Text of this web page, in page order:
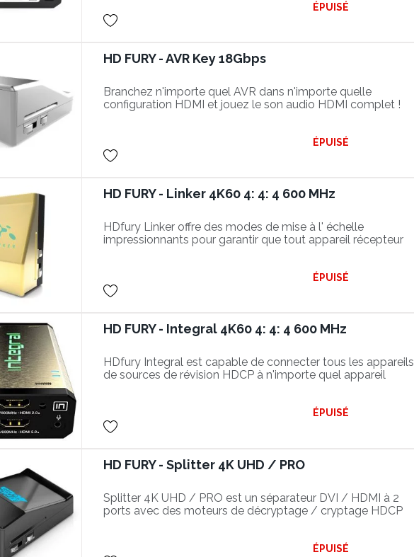
ÉPUISÉ
HD FURY - AVR Key 18Gbps
Branchez n'importe quel AVR dans n'importe quelle
configuration HDMI et jouez le son audio HDMI complet !
ÉPUISÉ
HD FURY - Linker 4K60 4: 4: 4 600 MHz
HDfury Linker offre des modes de mise à l' échelle
impressionnants pour garantir que tout appareil récepteur
ÉPUISÉ
HD FURY - Integral 4K60 4: 4: 4 600 MHz
HDfury Integral est capable de connecter tous les appareils
de sources de révision HDCP à n'importe quel appareil
ÉPUISÉ
HD FURY - Splitter 4K UHD / PRO
Splitter 4K UHD / PRO est un séparateur DVI / HDMI à 2
ports avec des moteurs de décryptage / cryptage HDCP
ÉPUISÉ